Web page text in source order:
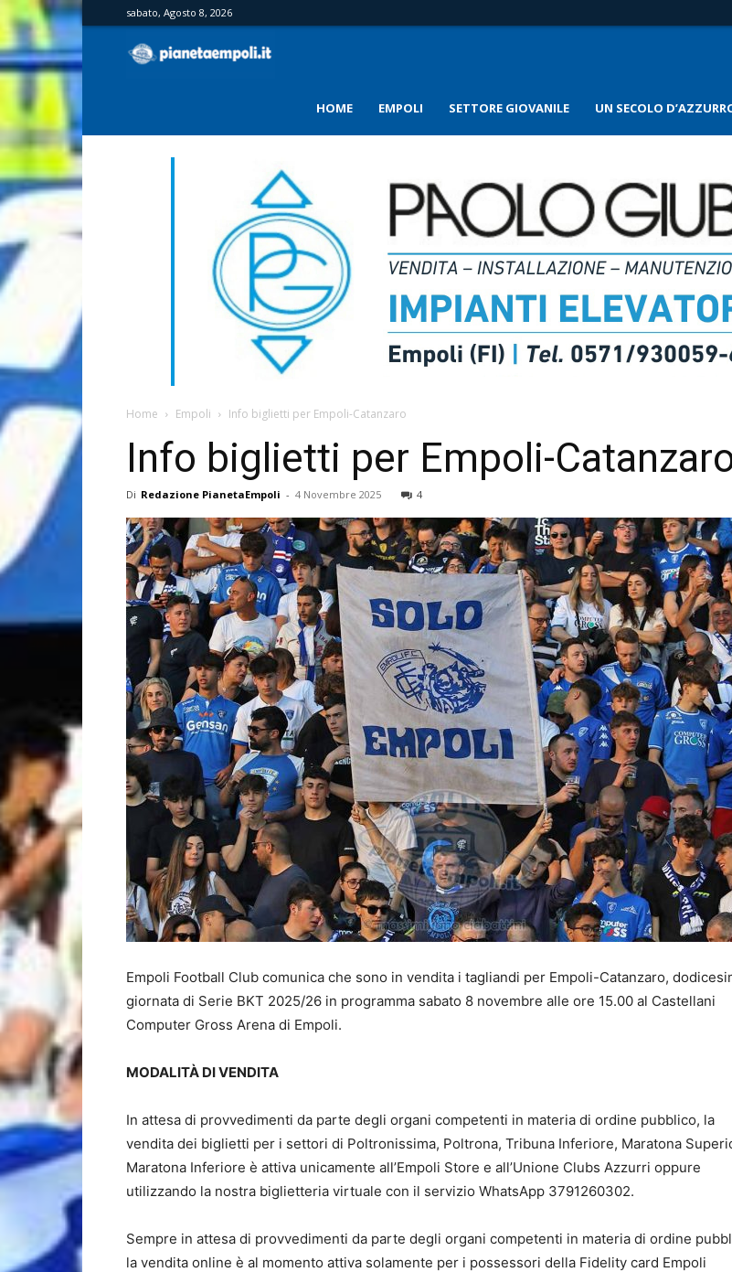
sabato, Agosto 8, 2026
HOME EMPOLI SETTORE GIOVANILE UN SECOLO
Home Empoli Info biglietti per Empoli-Catanzaro
Info biglietti per Empoli-
Di Redazione PianetaEmpoli - 4 Novembre 2025 4
Empoli Football Club comunica che sono in vendita i tagliandi per Empoli-Catanzaro,
giornata di Serie BKT 2025/26 in programma sabato 8 novembre alle ore 15.00 al Castellani
Computer Gross Arena di Empoli.
MODALITÀ DI VENDITA
In attesa di provvedimenti da parte degli organi competenti in materia di ordine pubblico, la
vendita dei biglietti per i settori di Poltronissima, Poltrona, Tribuna Inferiore, Maratona
Maratona Inferiore è attiva unicamente all’Empoli Store e all’Unione Clubs Azzurri oppure
utilizzando la nostra biglietteria virtuale con il servizio WhatsApp 3791260302.
Sempre in attesa di provvedimenti da parte degli organi competenti in materia di ordine
la vendita online è al momento attiva solamente per i possessori della Fidelity card Empoli